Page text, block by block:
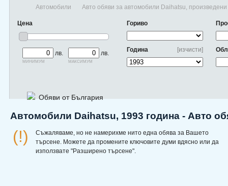
Автомобили Авто обяви за автомобили Daihatsu,
Цена
лв.
минимум
лв.
максимум
Гориво
[изчисти]
Година
Обяви от България
Автомобили Daihatsu, 1993 година - Авто
(!)
Съжаляваме, но не намерихме нито една обява за Вашето
търсене. Можете да промените ключовите думи вдясно или да
използвате "Разширено търсене".